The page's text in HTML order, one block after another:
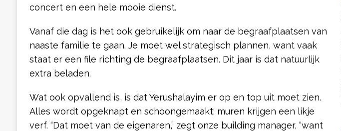
concert en een hele mooie dienst.
Vanaf die dag is het ook gebruikelijk om naar de begraafplaatsen van
naaste familie te gaan. Je moet wel strategisch plannen, want vaak
staat er een file richting de begraafplaatsen. Dit jaar is dat natuurlijk
extra beladen.
Wat ook opvallend is, is dat Yerushalayim er op en top uit moet zien.
Alles wordt opgeknapt en schoongemaakt; muren krijgen een likje
verf. “Dat moet van de eigenaren,” zegt onze building manager, “want